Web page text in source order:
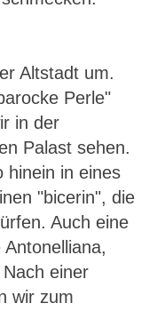
Altstadt um.
Perle"
in der
Palast sehen.
hinein in eines
"bicerin", die
Auch eine
einer
wir zum